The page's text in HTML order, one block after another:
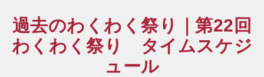
過去のわくわく祭り｜第22回
わくわく祭り タイムスケジ
ュール